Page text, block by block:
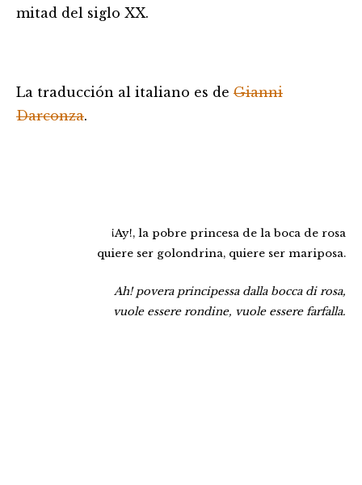
mitad del siglo XX.
La traducción al italiano es de Gianni
Darconza.
¡Ay!, la pobre princesa de la boca de rosa
quiere ser golondrina, quiere ser mariposa.
Ah! povera principessa dalla bocca di rosa,
vuole essere rondine, vuole essere farfalla.